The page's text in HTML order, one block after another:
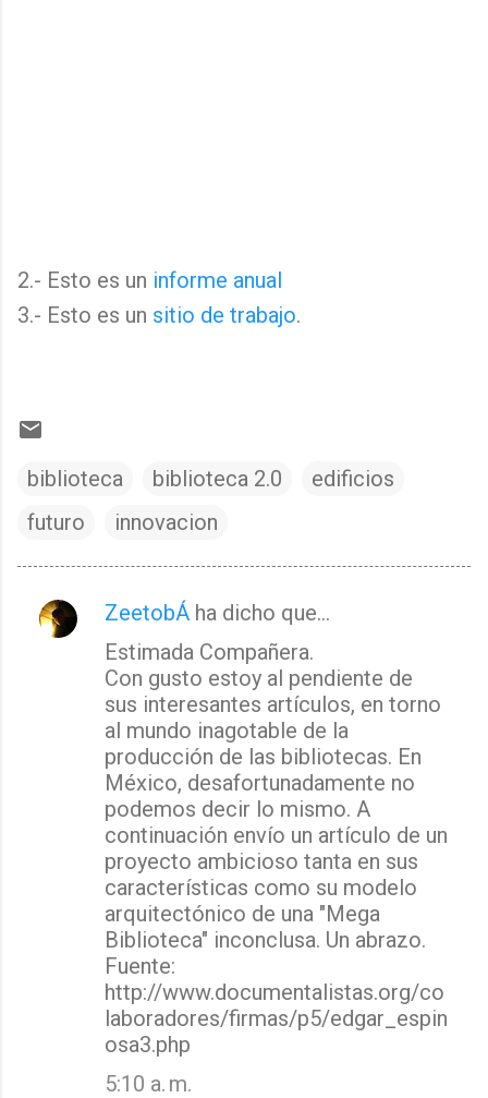
2.- Esto es un informe anual
3.- Esto es un sitio de trabajo.
biblioteca biblioteca 2.0
edificios
futuro
innovacion
C
ZeetobÁ ha dicho que…
Estimada Compañera.
Con gusto estoy al pendiente de
sus interesantes artículos, en torno
al mundo inagotable de la
producción de las bibliotecas. En
México, desafortunadamente no
podemos decir lo mismo. A
continuación envío un artículo de un
proyecto ambicioso tanta en sus
características como su modelo
arquitectónico de una "Mega
Biblioteca" inconclusa. Un abrazo.
Fuente:
http://www.documentalistas.org/co
laboradores/firmas/p5/edgar_espin
osa3.php
5:10 a. m.